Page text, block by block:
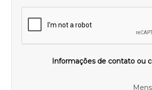
Informações de contato ou